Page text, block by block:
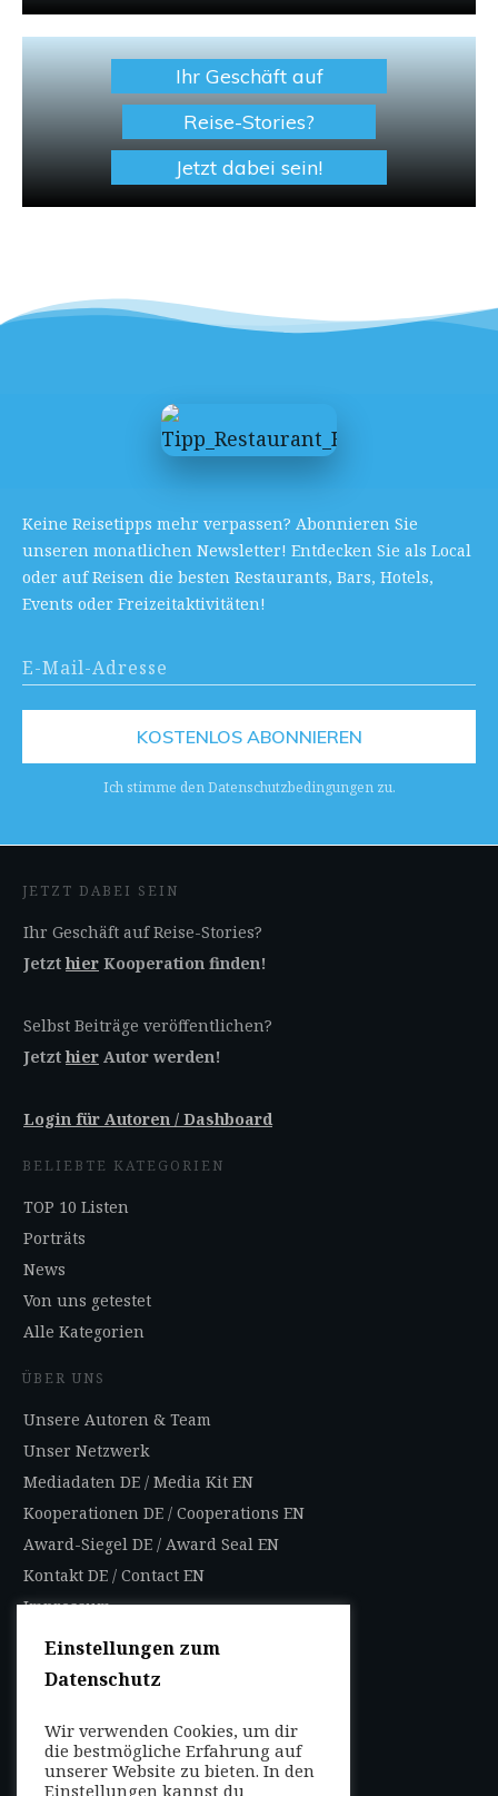
Ihr Geschäft auf
Reise-Stories?
Jetzt dabei sein!
Keine Reisetipps mehr verpassen? Abonnieren Sie
unseren monatlichen Newsletter! Entdecken Sie als Local
oder auf Reisen die besten Restaurants, Bars, Hotels,
Events oder Freizeitaktivitäten!
KOSTENLOS ABONNIEREN
Ich stimme den Datenschutzbedingungen zu.
JETZT DABEI SEIN
Ihr Geschäft auf Reise-Stories?
Jetzthier Kooperation finden!
Selbst Beiträge veröffentlichen?
Jetzthier Autor werden!
Login für Autoren / Dashboard
BELIEBTE KATEGORIEN
TOP 10 Listen
Porträts
News
Von uns getestet
Alle Kategorien
ÜBER UNS
Unsere Autoren & Team
Unser Netzwerk
Mediadaten DE / Media Kit EN
Kooperationen DE / Cooperations EN
Award-Siegel DE / Award Seal EN
Kontakt DE / Contact EN
Impressum
Datenschutzbestimmungen
Nutzungsbedingungen
FOLGEN SIE UNS
Entdecken Sie weltweit
Einstellungen zum
Datenschutz
Wir verwenden Cookies, um dir
die bestmögliche Erfahrung auf
unserer Website zu bieten. In den
Einstellungen kannst du